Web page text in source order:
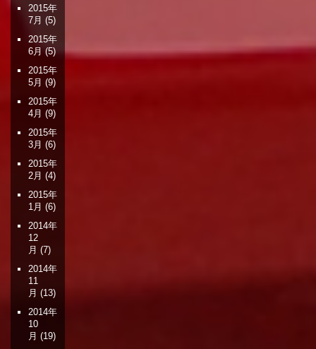
2015年
7月 (5)
2015年
6月 (5)
2015年
5月 (9)
2015年
4月 (9)
2015年
3月 (6)
2015年
2月 (4)
2015年
1月 (6)
2014年
12
月 (7)
2014年
11
月 (13)
2014年
10
月 (19)